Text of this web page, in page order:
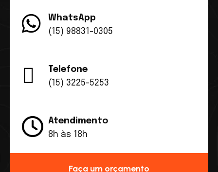
WhatsApp
(15) 98831-0305
Telefone
(15) 3225-5253
Atendimento
8h às 18h
Faça um orçamento